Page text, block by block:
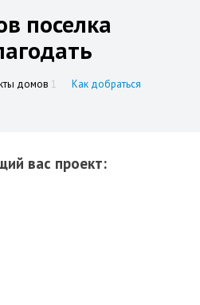
поселка
домов 1
Как добраться
вас проект: